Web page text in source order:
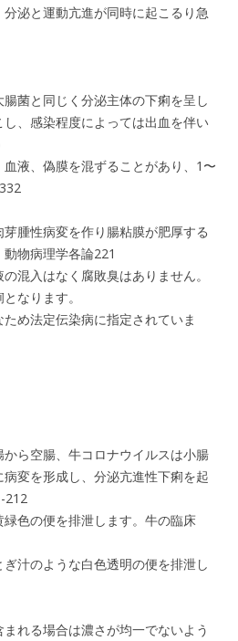
泌と運動亢進が同時に起こるり急
菌と同じく分泌主体の下痢を呈し
、感染程度によっては出血を伴い
液、偽膜を混ずることがあり、1〜
腫性病変を作り腸粘膜が肥厚する
物病理学各論221
混入はなく腐敗臭はありません。
なります。
め法定伝染病に指定されていま
ら空腸、牛コロナウイルスは小腸
変を形成し、分泌亢進性下痢を起
212
色の便を排泄します。牛の臨床
汁のような白色透明の便を排泄し
れる場合は濃さが均一でないよう